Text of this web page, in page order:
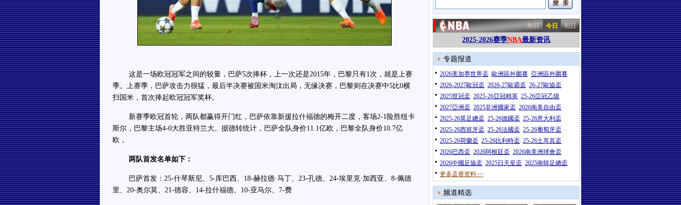
这是一场欧冠冠军之间的较量，巴萨5次捧杯，上一次还是2015年，巴黎只有1次，就是上赛
季。上赛季，巴萨攻击力很猛，最后半决赛被国米淘汰出局，无缘决赛，巴黎则在决赛中5比0横
扫国米，首次捧起欧冠冠军奖杯。
新赛季欧冠首轮，两队都赢得开门红，巴萨依靠新援拉什福德的梅开二度，客场2-1险胜纽卡
斯尔，巴黎主场4-0大胜亚特兰大。据德转统计，巴萨全队身价11.1亿欧，巴黎全队身价10.7亿
欧，
两队首发名单如下：
巴萨首发：25-什琴斯尼、5-库巴西、18-赫拉德·马丁、23-孔德、24-埃里克·加西亚、8-佩德
里、20-奥尔莫、21-德容、14-拉什福德、10-亚马尔、7-费
昨日 今日 明日
2025-2026赛季NBA最新资讯
专题报道
2026美加墨世界盃 歐洲區外圍賽 亞洲區外圍賽
2026-2027歐冠盃 2026-27歐霸盃 26-27歐協盃
2025世冠盃 2025-26亞冠精英 25-26亞冠乙级
2027亞洲盃 2025非洲國家盃 2026南美自由盃
2025-26英足總盃 25-26德國盃 25-26意大利盃
2025-26西班牙盃 25-26法國盃 25-26葡萄牙盃
2025-26荷蘭盃 25-26比利時盃 25-26土耳其盃
2026巴西盃 2026阿根廷盃 2026南美洲球會盃
2026中國足協盃 2025日天皇盃 2025南韓足總盃
更多盃赛资料>>
频道精选